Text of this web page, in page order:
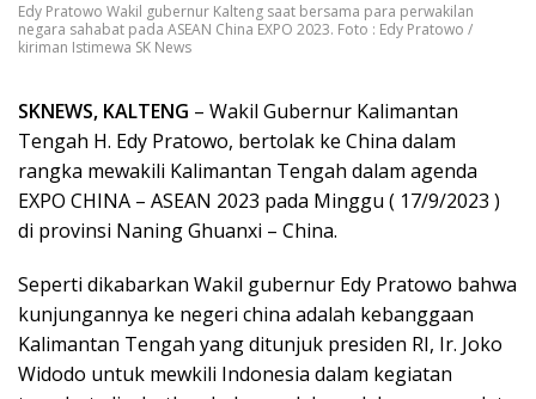
Edy Pratowo Wakil gubernur Kalteng saat bersama para perwakilan
negara sahabat pada ASEAN China EXPO 2023. Foto : Edy Pratowo /
kiriman Istimewa SK News
SKNEWS, KALTENG – Wakil Gubernur Kalimantan
Tengah H. Edy Pratowo, bertolak ke China dalam
rangka mewakili Kalimantan Tengah dalam agenda
EXPO CHINA – ASEAN 2023 pada Minggu ( 17/9/2023 )
di provinsi Naning Ghuanxi – China.
Seperti dikabarkan Wakil gubernur Edy Pratowo bahwa
kunjungannya ke negeri china adalah kebanggaan
Kalimantan Tengah yang ditunjuk presiden RI, Ir. Joko
Widodo untuk mewkili Indonesia dalam kegiatan